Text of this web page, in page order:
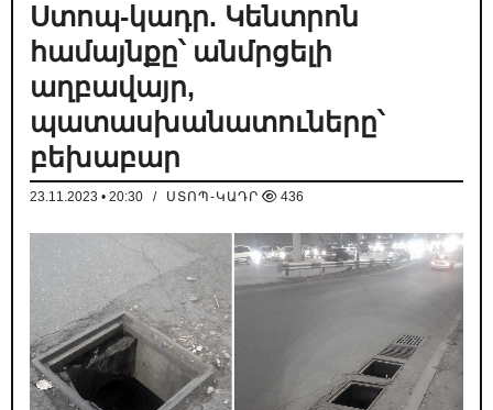
Ստոպ-կադր. Կենտրոն
համայնքը՝ անմրցելի
աղբավայր,
պատասխանատուները՝
բեխաբար
23.11.2023 • 20:30 / ՍՏՈՊ-ԿԱԴՐ 436